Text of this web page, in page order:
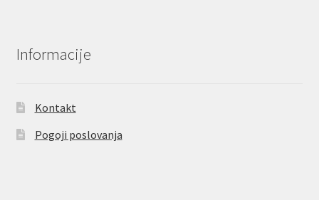
Informacije
Kontakt
Pogoji poslovanja